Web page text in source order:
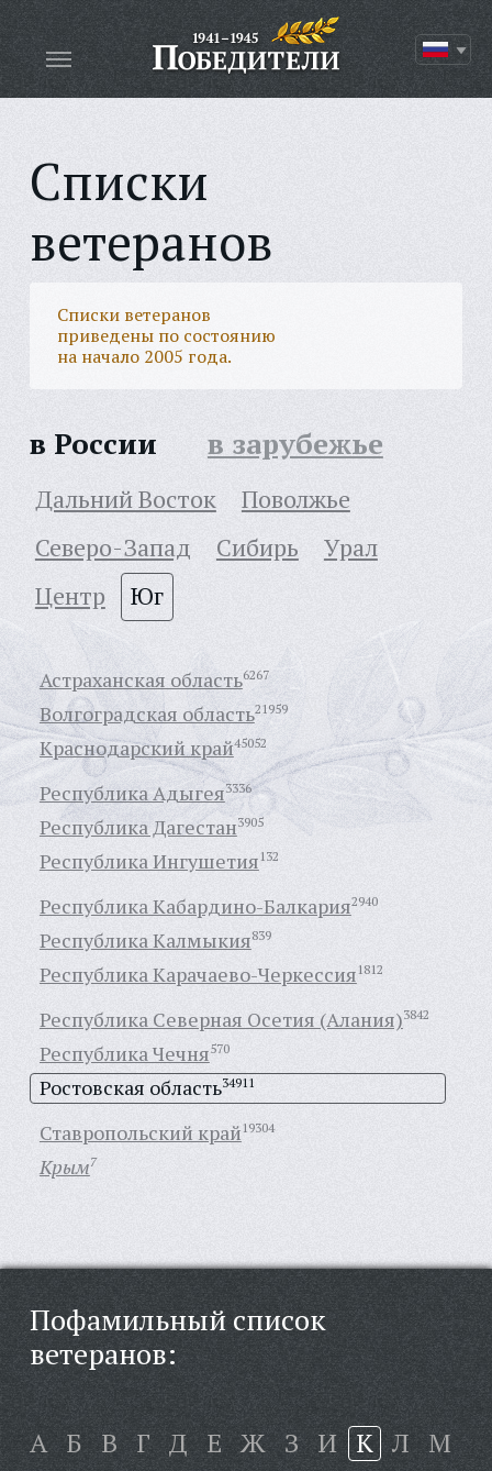
Списки
ветеранов
Списки ветеранов
приведены по состоянию
на начало 2005 года.
в России в зарубежье
Дальний Восток
Поволжье
Северо-Запад
Сибирь
Урал
Центр
Юг
Астраханская область6267
Волгоградская область21959
Краснодарский край45052
Республика Адыгея3336
Республика Дагестан3905
Республика Ингушетия132
Республика Кабардино-Балкария2940
Республика Калмыкия839
Республика Карачаево-Черкессия1812
Республика Северная Осетия (Алания)3842
Республика Чечня570
Ростовская область34911
Ставропольский край19304
Крым7
Пофамильный список
ветеранов:
А Б В Г Д Е Ж З И К Л М